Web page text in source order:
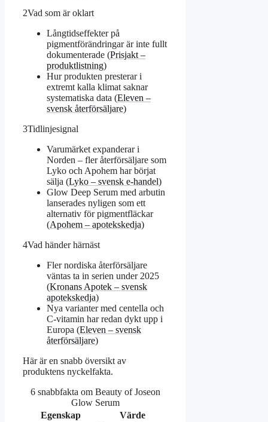
2Vad som är oklart
Långtidseffekter på
pigmentförändringar är inte fullt
dokumenterade (Prisjakt –
produktlistning)
Hur produkten presterar i
extremt kalla klimat saknar
systematiska data (Eleven –
svensk återförsäljare)
3Tidlinjesignal
Varumärket expanderar i
Norden – fler återförsäljare som
Lyko och Apohem har börjat
sälja (Lyko – svensk e‑handel)
Glow Deep Serum med arbutin
lanserades nyligen som ett
alternativ för pigmentfläckar
(Apohem – apotekskedja)
4Vad händer härnäst
Fler nordiska återförsäljare
väntas ta in serien under 2025
(Kronans Apotek – svensk
apotekskedja)
Nya varianter med centella och
C‑vitamin har redan dykt upp i
Europa (Eleven – svensk
återförsäljare)
Här är en snabb översikt av
produktens nyckelfakta.
6 snabbfakta om Beauty of Joseon
Glow Serum
Egenskap
Värde